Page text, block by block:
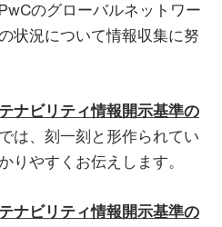
のグローバルネットワー
状況について情報収集に努
ナビリティ情報開示基準の
では、刻一刻と形作られてい
りやすくお伝えします。
ナビリティ情報開示基準の